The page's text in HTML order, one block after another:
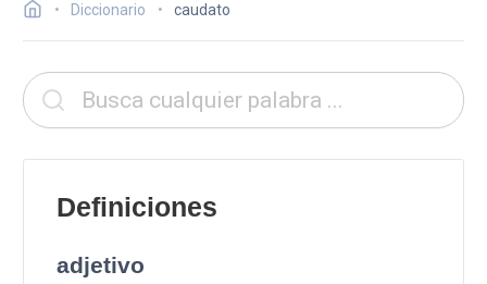
Diccionario caudato
Definiciones
adjetivo